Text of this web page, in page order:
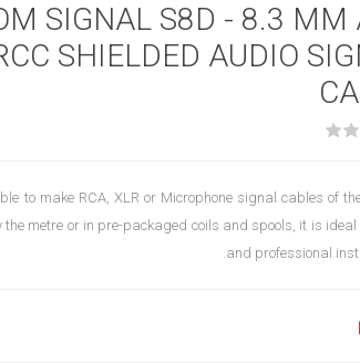
SIGNAL S8D - 8.3 MM
SHIELDED AUDIO
to make RCA, XLR or Microphone signal cables of
the metre or in pre-packaged coils and spools, it is ideal
and professional